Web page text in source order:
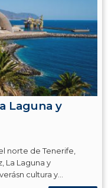
Laguna y
norte de Tenerife,
La Laguna y
cultura y